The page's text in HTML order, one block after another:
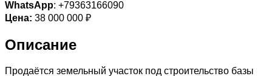
WhatsApp: +79363166090
Цена: 38 000 000 ₽
Описание
Продаётся земельный участок под строительство базы